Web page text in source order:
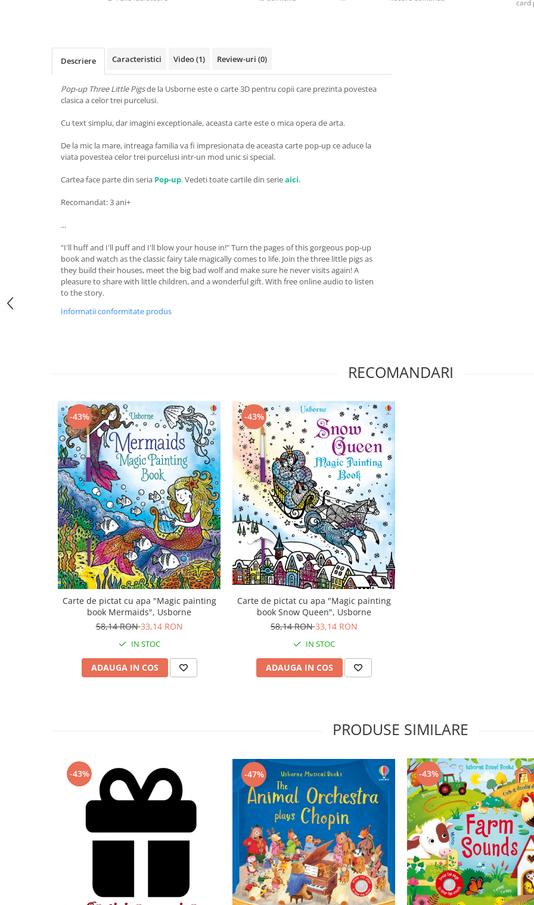
card
Descriere Caracteristici Video(1) Review-uri (0)
Pop-up Three Little Pigsde la Usborne este o carte 3D pentru copii care prezinta povestea
clasica a celor trei purcelusi.
Cu text simplu, dar imagini exceptionale, aceasta carte este o mica opera de arta.
De la mic la mare, intreaga familia va fi impresionata de aceasta carte pop-up ce aduce la
viata povestea celor trei purcelusi intr-un mod unic si special.
Cartea face parte din seria Pop-up. Vedeti toate cartile din serieaici.
Recomandat: 3 ani+
...
"I'll huff and I'll puff and I'll blow your house in!" Turn the pages of this gorgeous pop-up
book and watch as the classic fairy tale magically comes to life. Join the three little pigs as
they build their houses, meet the big bad wolf and make sure he never visits again! A
pleasure to share with little children, and a wonderful gift. With free online audio to listen
to the story.
Informatii conformitate produs
RECOMANDARI
-43%
Carte de pictat cu apa "Magic painting
book Mermaids", Usborne
58,14 RON33,14 RON
IN STOC
ADAUGA IN COS
-43%
Carte de pictat cu apa "Magic painting
book Snow Queen", Usborne
58,14 RON33,14 RON
IN STOC
ADAUGA IN COS
PRODUSE SIMILARE
-43% -47% -43%